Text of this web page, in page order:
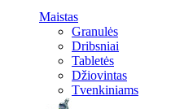
Maistas
Granulės
Dribsniai
Tabletės
Džiovintas
Tvenkiniams